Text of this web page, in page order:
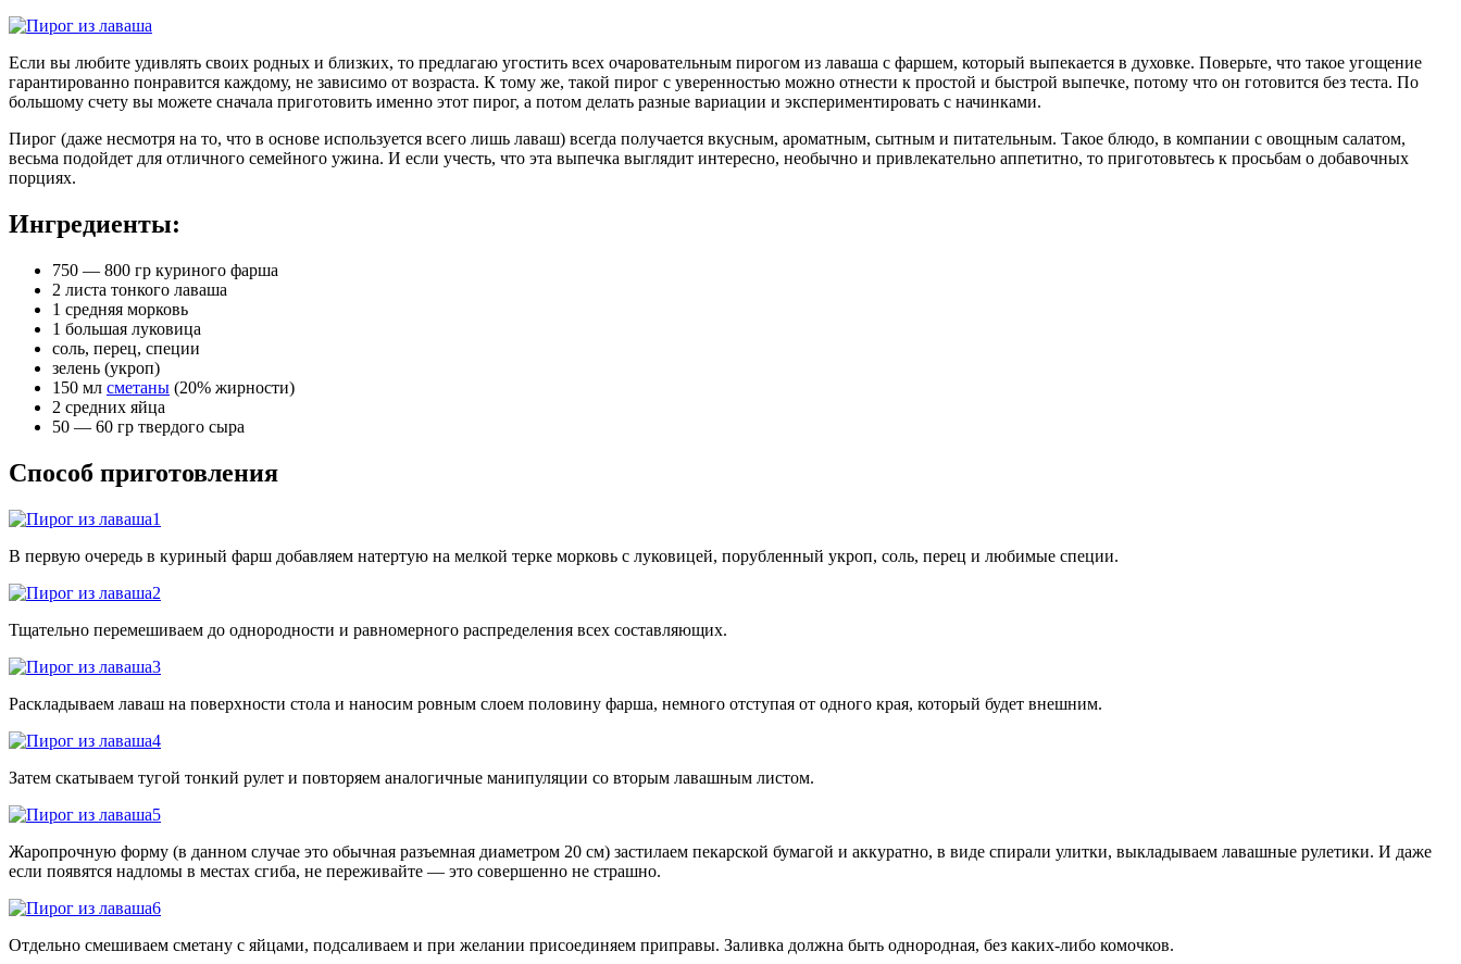
Если вы любите удивлять своих родных и близких, то предлагаю угостить всех очаровательным пирогом из лаваша с фаршем, который выпекается в духовке. Поверьте, что такое угощение
гарантированно понравится каждому, не зависимо от возраста. К тому же, такой пирог с уверенностью можно отнести к простой и быстрой выпечке, потому что он готовится без теста. По
большому счету вы можете сначала приготовить именно этот пирог, а потом делать разные вариации и экспериментировать с начинками.
Пирог (даже несмотря на то, что в основе используется всего лишь лаваш) всегда получается вкусным, ароматным, сытным и питательным. Такое блюдо, в компании с овощным салатом,
весьма подойдет для отличного семейного ужина. И если учесть, что эта выпечка выглядит интересно, необычно и привлекательно аппетитно, то приготовьтесь к просьбам о добавочных
порциях.
Ингредиенты:
750 — 800 гр куриного фарша
2 листа тонкого лаваша
1 средняя морковь
1 большая луковица
соль, перец, специи
зелень (укроп)
150 мл сметаны (20% жирности)
2 средних яйца
50 — 60 гр твердого сыра
Способ приготовления
В первую очередь в куриный фарш добавляем натертую на мелкой терке морковь с луковицей, порубленный укроп, соль, перец и любимые специи.
Тщательно перемешиваем до однородности и равномерного распределения всех составляющих.
Раскладываем лаваш на поверхности стола и наносим ровным слоем половину фарша, немного отступая от одного края, который будет внешним.
Затем скатываем тугой тонкий рулет и повторяем аналогичные манипуляции со вторым лавашным листом.
Жаропрочную форму (в данном случае это обычная разъемная диаметром 20 см) застилаем пекарской бумагой и аккуратно, в виде спирали улитки, выкладываем лавашные рулетики. И даже
если появятся надломы в местах сгиба, не переживайте — это совершенно не страшно.
Отдельно смешиваем сметану с яйцами, подсаливаем и при желании присоединяем приправы. Заливка должна быть однородная, без каких-либо комочков.